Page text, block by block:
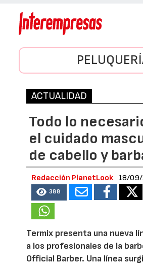
ACTUALIDAD
Todo lo
el cuidado
de cabello y
Redacción PlanetLook 18/
388
Termix presenta una nueva
a los profesionales de la
Official Barber. Una línea